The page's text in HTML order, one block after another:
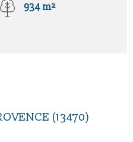
934 m²
(13470)